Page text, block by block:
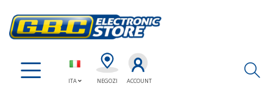
ITA NEGOZI ACCOUNT